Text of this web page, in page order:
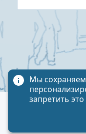
Политика
Мы сохраняем
запретить